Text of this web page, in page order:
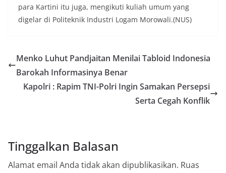
para Kartini itu juga, mengikuti kuliah umum yang
digelar di Politeknik Industri Logam Morowali.(NUS)
Menko Luhut Pandjaitan Menilai Tabloid Indonesia
Barokah Informasinya Benar
Kapolri : Rapim TNI-Polri Ingin Samakan Persepsi
Serta Cegah Konflik
Tinggalkan Balasan
Alamat email Anda tidak akan dipublikasikan. Ruas